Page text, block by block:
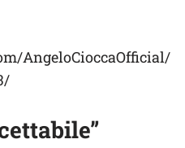
AngeloCioccaOfficial/